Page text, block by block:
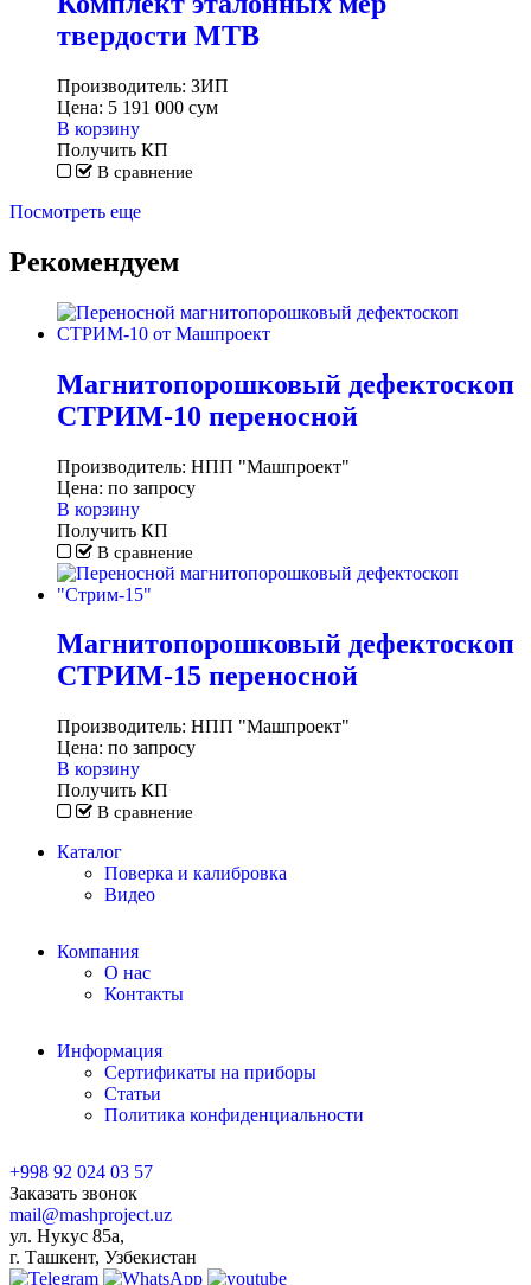
твердости МТВ
Производитель: ЗИП
Цена: 5 191 000 сум
В корзину
Получить КП
В сравнение
Посмотреть еще
Рекомендуем
Магнитопорошковый дефектоскоп
СТРИМ-10 переносной
Производитель: НПП "Машпроект"
Цена: по запросу
В корзину
Получить КП
В сравнение
Магнитопорошковый дефектоскоп
СТРИМ-15 переносной
Производитель: НПП "Машпроект"
Цена: по запросу
В корзину
Получить КП
В сравнение
Каталог
Поверка и калибровка
Видео
Компания
О нас
Контакты
Информация
Сертификаты на приборы
Статьи
Политика конфиденциальности
+998 92 024 03 57
Заказать звонок
mail@mashproject.uz
ул. Нукус 85а,
г. Ташкент, Узбекистан